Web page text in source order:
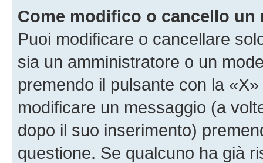
Come modifico o cancello un
Puoi modificare o cancellare
sia un amministratore o un
premendo il pulsante con la
modificare un messaggio (a
dopo il suo inserimento)
questione. Se qualcuno ha già